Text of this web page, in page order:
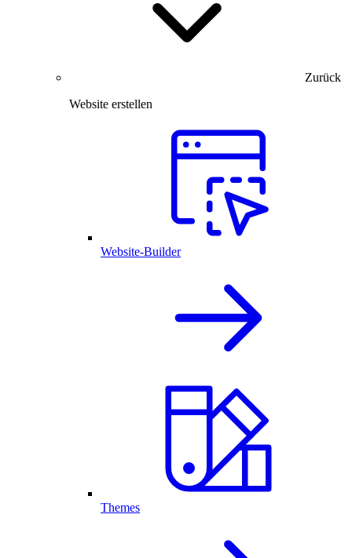
Zurück
Website erstellen
Website-Builder
Themes